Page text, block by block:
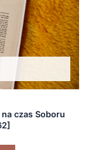
czas Soboru